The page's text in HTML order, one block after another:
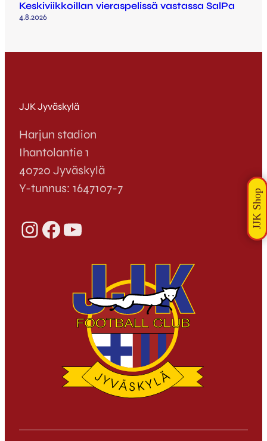
Keskiviikkoillan vieraspelissä vastassa SalPa
4.8.2026
JJK Jyväskylä
Harjun stadion
Ihantolantie 1
40720 Jyväskylä
Y-tunnus: 1647107-7
InstagramFacebook YouTube